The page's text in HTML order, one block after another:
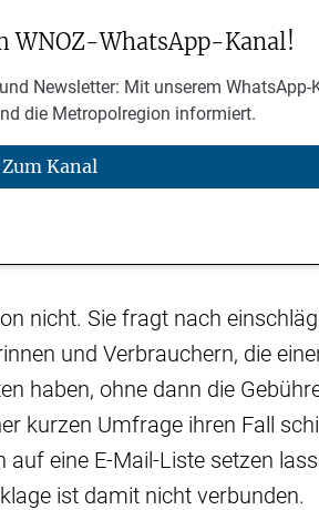
WhatsApp-Kanal!
Newsletter: Mit unserem WhatsApp-
die Metropolregion informiert.
Zum Kanal
nicht. Sie fragt nach
und Verbrauchern, die
haben, ohne dann die
kurzen Umfrage ihren Fall
eine E-Mail-Liste setzen
ist damit nicht verbunden.